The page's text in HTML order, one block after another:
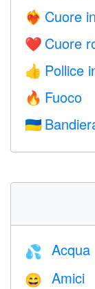
❤️‍🔥 Cuore
❤️ Cuore
👍 Pollice
🔥 Fuoco
🇺🇦
💦 Acqua
😄 Amici